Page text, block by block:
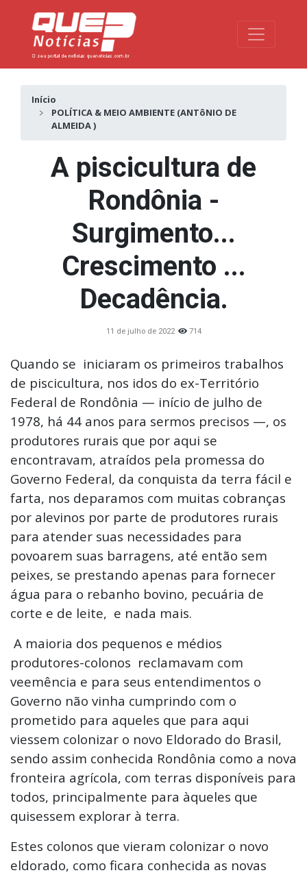
Toggle
Início
POLÍTICA & MEIO AMBIENTE (ANTôNIO DE
ALMEIDA )
A piscicultura de
Rondônia -
Surgimento...
Crescimento ...
Decadência.
11 de julho de 2022 714
Quando se iniciaram os primeiros trabalhos
de piscicultura, nos idos do ex-Território
Federal de Rondônia — início de julho de
1978, há 44 anos para sermos precisos —, os
produtores rurais que por aqui se
encontravam, atraídos pela promessa do
Governo Federal, da conquista da terra fácil e
farta, nos deparamos com muitas cobranças
por alevinos por parte de produtores rurais
para atender suas necessidades para
povoarem suas barragens, até então sem
peixes, se prestando apenas para fornecer
água para o rebanho bovino, pecuária de
corte e de leite, e nada mais.
A maioria dos pequenos e médios
produtores-colonos reclamavam com
veemência e para seus entendimentos o
Governo não vinha cumprindo com o
prometido para aqueles que para aqui
viessem colonizar o novo Eldorado do Brasil,
sendo assim conhecida Rondônia como a nova
fronteira agrícola, com terras disponíveis para
todos, principalmente para àqueles que
quisessem explorar à terra.
Estes colonos que vieram colonizar o novo
eldorado, como ficara conhecida as novas